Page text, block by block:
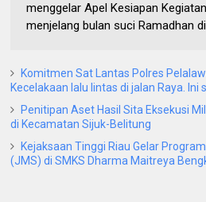
menggelar Apel Kesiapan
menjelang bulan suci Ramadhan
Komitmen Sat Lantas Polres
Kecelakaan lalu lintas di jalan Raya. Ini
Penitipan Aset Hasil Sita Eksekusi
di Kecamatan Sijuk-Belitung
Kejaksaan Tinggi Riau Gelar
(JMS) di SMKS Dharma Maitreya